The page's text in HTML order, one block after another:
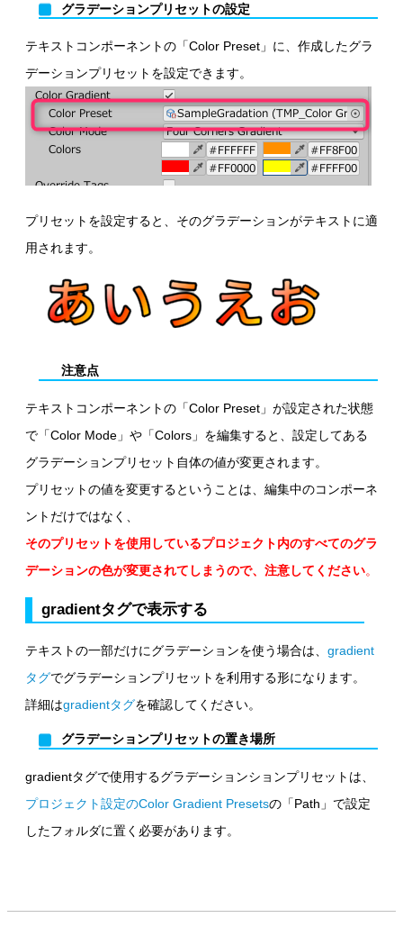
グラデーションプリセットの設定
テキストコンポーネントの「Color Preset」に、作成したグラ
デーションプリセットを設定できます。
プリセットを設定すると、そのグラデーションがテキストに適
用されます。
注意点
テキストコンポーネントの「Color Preset」が設定された状態
で「Color Mode」や「Colors」を編集すると、設定してある
グラデーションプリセット自体の値が変更されます。
プリセットの値を変更するということは、編集中のコンポーネ
ントだけではなく、
そのプリセットを使用しているプロジェクト内のすべてのグラ
デーションの色が変更されてしまうので、注意してください。
gradientタグで表示する
テキストの一部だけにグラデーションを使う場合は、 gradient
タグでグラデーションプリセットを利用する形になります。
詳細はgradientタグを確認してください。
グラデーションプリセットの置き場所
gradientタグで使用するグラデーションションプリセットは、
プロジェクト設定のColor Gradient Presetsの「Path」で設定
したフォルダに置く必要があります。